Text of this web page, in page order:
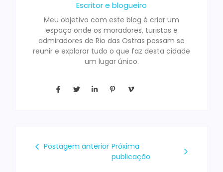
Escritor e blogueiro
Meu objetivo com este blog é criar um
espaço onde os moradores, turistas e
admiradores de Rio das Ostras possam se
reunir e explorar tudo o que faz desta cidade
um lugar único.
Postagem anterior Próxima
publicação